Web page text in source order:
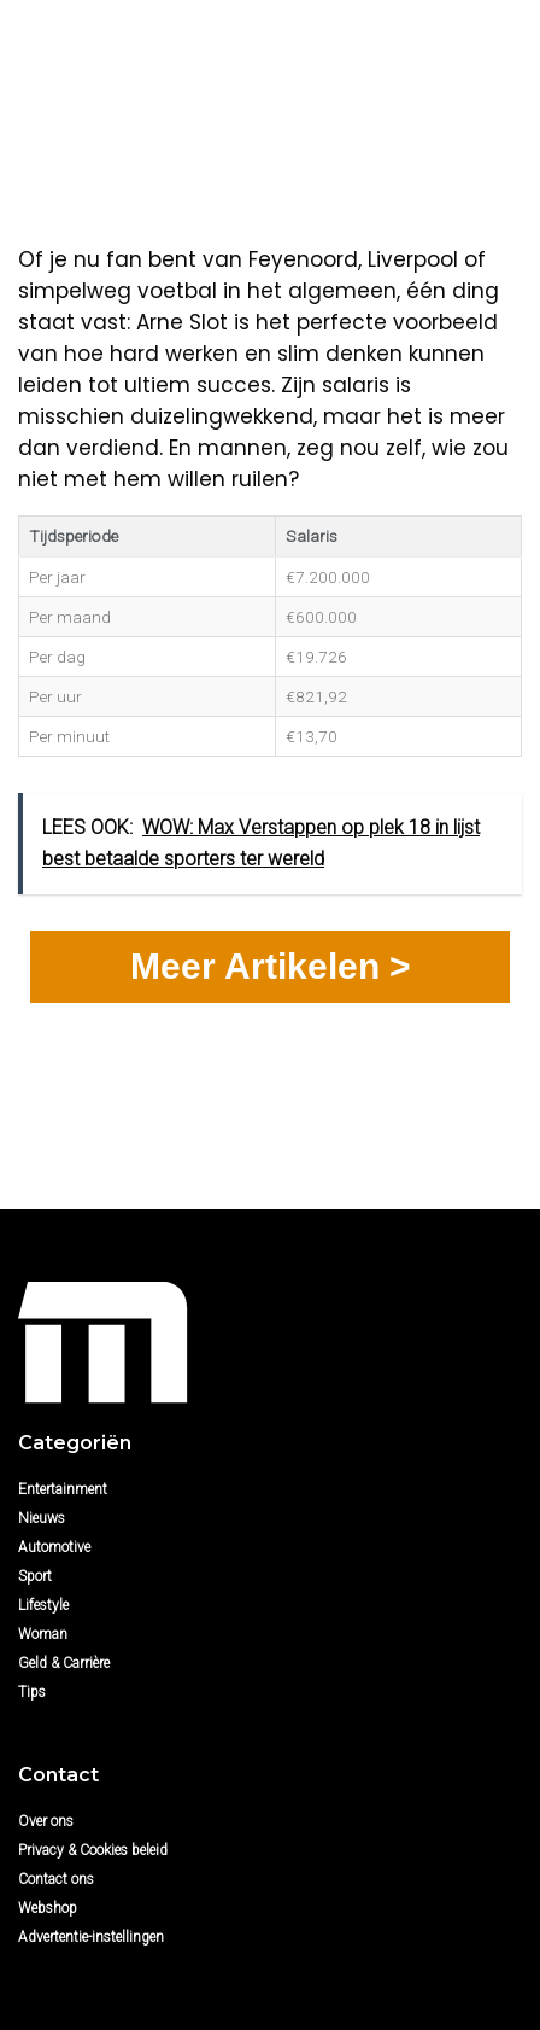
Of je nu fan bent van Feyenoord, Liverpool of
simpelweg voetbal in het algemeen, één ding
staat vast: Arne Slot is het perfecte voorbeeld
van hoe hard werken en slim denken kunnen
leiden tot ultiem succes. Zijn salaris is
misschien duizelingwekkend, maar het is meer
dan verdiend. En mannen, zeg nou zelf, wie zou
niet met hem willen ruilen?
Tijdsperiode Salaris
Per jaar €7.200.000
Per maand €600.000
Per dag €19.726
Per uur €821,92
Per minuut €13,70
LEES OOK: WOW: Max Verstappen op plek 18 in lijst
best betaalde sporters ter wereld
Meer Artikelen >
Categoriën
Entertainment
Nieuws
Automotive
Sport
Lifestyle
Woman
Geld & Carrière
Tips
Contact
Over ons
Privacy & Cookies beleid
Contact ons
Webshop
Advertentie-instellingen